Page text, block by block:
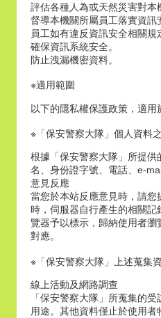
評估各種人為或天然災害對本
督導本機關所屬員工落實資訊
員工如有違反資訊安全相關規
確保資訊系統安全。
防止洩漏機密資料。
※適用範圍
以下的隱私權保護政策，適用
※「保安警察大隊」個人資料
根據「保安警察大隊」所提
名、身份證字號、電話、e-
意見反應
當您於本站反應意見時，請
時，伺服器自行產生的相關
覽器予以標示，歸納使用者
對應。
※「保安警察大隊」上述蒐集
線上活動及網路調查
「保安警察大隊」所蒐集的
用途。其他資料僅止於使用